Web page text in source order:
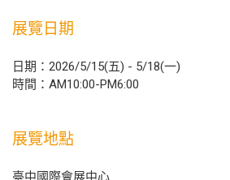
展覽日期
日期：2026/5/15(五) - 5/18(一)
時間：AM10:00-PM6:00
展覽地點
臺中國際會展中心